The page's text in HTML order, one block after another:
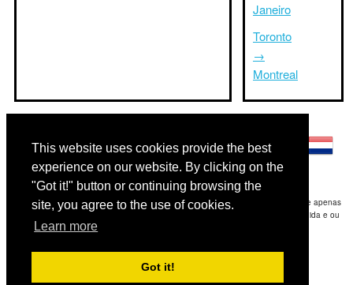
This website uses cookies provide the best
experience on our website. By clicking on the
"Got it!" button or continuing browsing the
site, you agree to the use of cookies.
Learn more
Got it!
Janeiro
Toronto
→
Montreal
Disclaimer: As informações apresentadas neste site é a nossa melhor estimativa e apenas
para sua referência.Triptimeto.com não se responsabiliza por qualquer atraso de ida e ou
consequentes danos / resultou das informações fornecidas.
Copyright 2015-2026
Contact Usfor feedback.